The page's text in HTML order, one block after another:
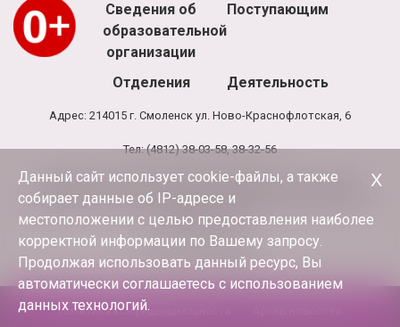
Сведения об
образовательной
организации
Поступающим
Отделения Деятельность
Адрес: 214015 г. Смоленск ул. Ново-Краснофлотская, 6
Тел: (4812) 38-03-58, 38-32-56
Режим работы школы: 8.00 - 20.00, выходной - воскресенье
Режим работы администрации и бухгалтерии школы: 9.00-17.30,
обед 13.00-13.30
E-mail: terciya3@mail.ru
Политика конфиденциальности
Данный сайт использует cookie-файлы, а также
собирает данные об IP-адресе и
местоположении с целью предоставления наиболее
корректной информации по Вашему запросу.
Продолжая использовать данный ресурс, Вы
автоматически соглашаетесь с использованием
данных технологий.
Х